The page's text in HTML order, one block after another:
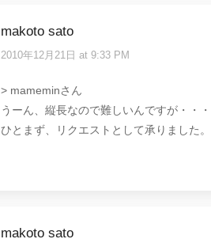
makoto sato
says:
2010年12月21日 at 9:33 PM
> mameminさん
うーん、縦長なので難しいんですが・・・
ひとまず、リクエストとして承りました。
makoto sato